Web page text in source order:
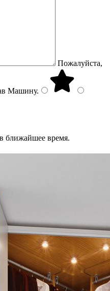
Пожалуйста,
Машину.
ближайшее время.